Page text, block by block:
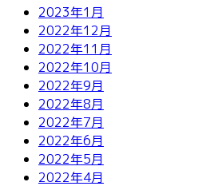
2023年1月
2022年12月
2022年11月
2022年10月
2022年9月
2022年8月
2022年7月
2022年6月
2022年5月
2022年4月